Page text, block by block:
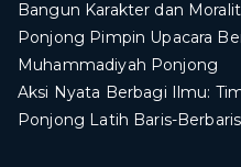
Bangun Karakter dan
Ponjong Pimpin Upacara
Muhammadiyah Ponjong
​Aksi Nyata Berbagi Ilmu:
Ponjong Latih Baris-